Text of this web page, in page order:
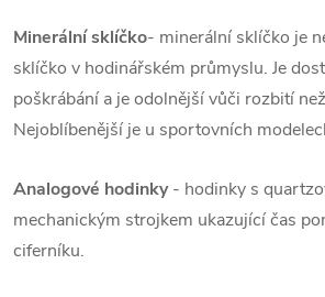
Minerální sklíčko- minerální sklíčko je
sklíčko v hodinářském průmyslu. Je
poškrábání a je odolnější vůči rozbití
Nejoblíbenější je u sportovních
Analogové hodinky- hodinky s
mechanickým strojkem ukazující čas
ciferníku.